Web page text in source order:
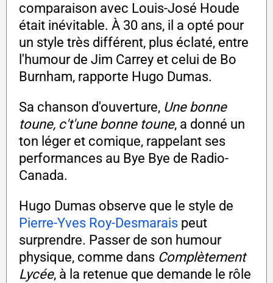
comparaison avec Louis-José Houde
était inévitable. À 30 ans, il a opté pour
un style très différent, plus éclaté, entre
l'humour de Jim Carrey et celui de Bo
Burnham, rapporte Hugo Dumas.
Sa chanson d'ouverture, Une bonne
toune, c't'une bonne toune, a donné un
ton léger et comique, rappelant ses
performances au Bye Bye de Radio-
Canada.
Hugo Dumas observe que le style de
Pierre-Yves Roy-Desmarais peut
surprendre. Passer de son humour
physique, comme dans Complètement
Lycée, à la retenue que demande le rôle